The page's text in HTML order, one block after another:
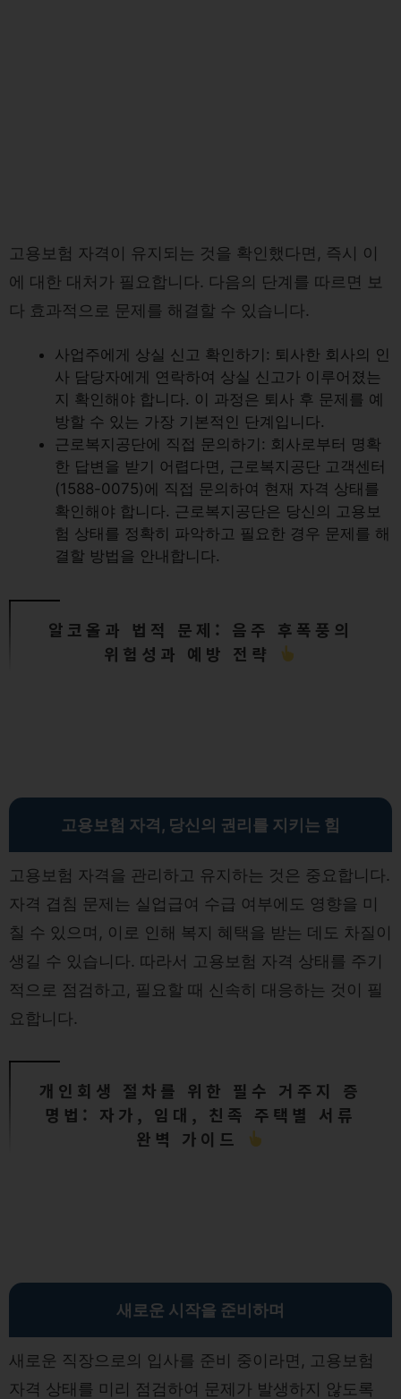
고용보험 자격이 유지되는 것을 확인했다면, 즉시 이
에 대한 대처가 필요합니다. 다음의 단계를 따르면 보
다 효과적으로 문제를 해결할 수 있습니다.
사업주에게 상실 신고 확인하기: 퇴사한 회사의 인
사 담당자에게 연락하여 상실 신고가 이루어졌는
지 확인해야 합니다. 이 과정은 퇴사 후 문제를 예
방할 수 있는 가장 기본적인 단계입니다.
근로복지공단에 직접 문의하기: 회사로부터 명확
한 답변을 받기 어렵다면, 근로복지공단 고객센터
(1588-0075)에 직접 문의하여 현재 자격 상태를
확인해야 합니다. 근로복지공단은 당신의 고용보
험 상태를 정확히 파악하고 필요한 경우 문제를 해
결할 방법을 안내합니다.
알코올과 법적 문제: 음주 후폭풍의
위험성과 예방 전략
고용보험 자격, 당신의 권리를 지키는 힘
고용보험 자격을 관리하고 유지하는 것은 중요합니다.
자격 겹침 문제는 실업급여 수급 여부에도 영향을 미
칠 수 있으며, 이로 인해 복지 혜택을 받는 데도 차질이
생길 수 있습니다. 따라서 고용보험 자격 상태를 주기
적으로 점검하고, 필요할 때 신속히 대응하는 것이 필
요합니다.
개인회생 절차를 위한 필수 거주지 증
명법: 자가, 임대, 친족 주택별 서류
완벽 가이드
새로운 시작을 준비하며
새로운 직장으로의 입사를 준비 중이라면, 고용보험
자격 상태를 미리 점검하여 문제가 발생하지 않도록